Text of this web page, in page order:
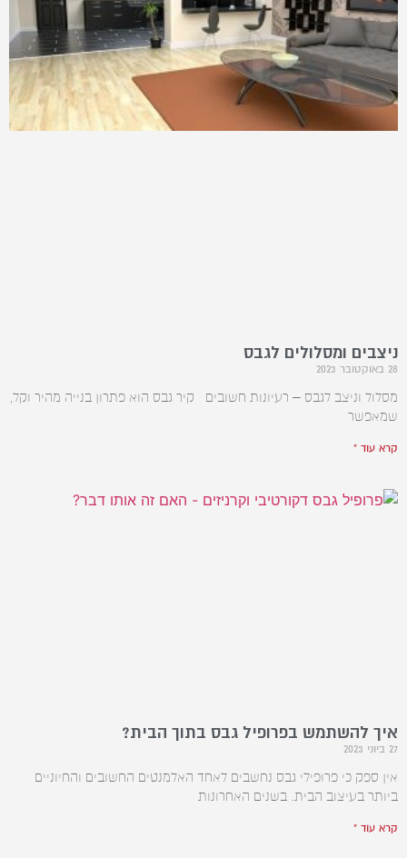
ניצבים ומסלולים לגבס
28 באוקטובר 2023
מסלול וניצב לגבס – רעיונות חשובים קיר גבס הוא פתרון בנייה מהיר וקל,
שמאפשר
קרא עוד »
איך להשתמש בפרופיל גבס בתוך הבית?
27 ביוני 2023
אין ספק כי פרופילי גבס נחשבים לאחד האלמנטים החשובים והחיוניים
ביותר בעיצוב הבית. בשנים האחרונות
קרא עוד »